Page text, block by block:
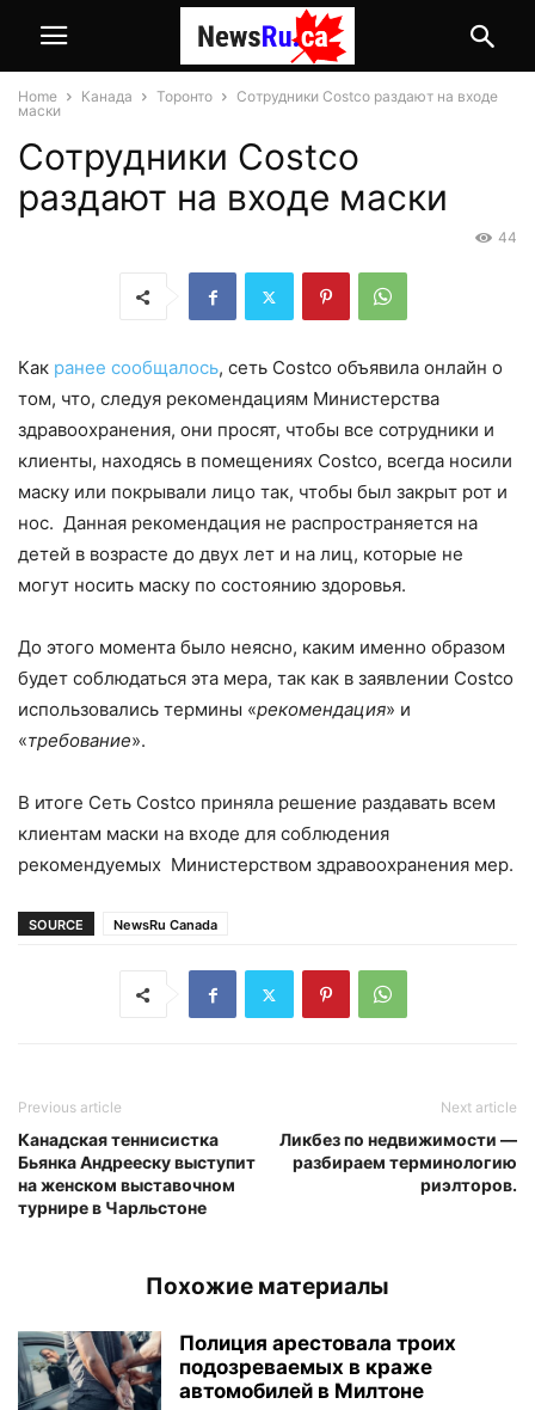
Home Канада Торонто
Сотрудники Costco раздают на входе
маски
Сотрудники Costco
раздают на входе маски
44
Как ранее сообщалось, сеть Costco объявила онлайн о
том, что, следуя рекомендациям Министерства
здравоохранения, они просят, чтобы все сотрудники и
клиенты, находясь в помещениях Costco, всегда носили
маску или покрывали лицо так, чтобы был закрыт рот и
нос. Данная рекомендация не распространяется на
детей в возрасте до двух лет и на лиц, которые не
могут носить маску по состоянию здоровья.
До этого момента было неясно, каким именно образом
будет соблюдаться эта мера, так как в заявлении Costco
использовались термины «рекомендация» и
«требование».
В итоге Сеть Costco приняла решение раздавать всем
клиентам маски на входе для соблюдения
рекомендуемых Министерством здравоохранения мер.
SOURCE NewsRu Canada
Previous article
Канадская теннисистка
Бьянка Андрееску выступит
на женском выставочном
турнире в Чарльстоне
Next article
Ликбез по недвижимости —
разбираем терминологию
риэлторов.
Похожие материалы
Полиция арестовала троих
подозреваемых в краже
автомобилей в Милтоне